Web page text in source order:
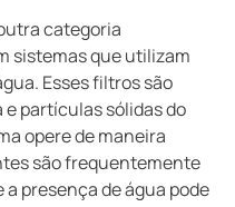
categoria
sistemas que utilizam
Esses filtros são
partículas sólidas do
opere de maneira
são frequentemente
presença de água pode